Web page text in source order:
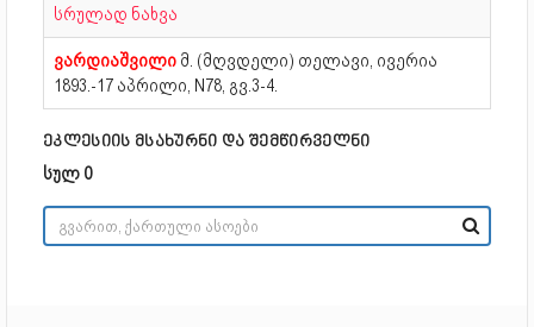
სრულად ნახვა
ვარდიაშვილი მ. (მღვდელი) თელავი, ივერია
1893.-17 აპრილი, N78, გვ.3-4.
ეკლესიის მსახურნი და შემწირველნი
სულ 0